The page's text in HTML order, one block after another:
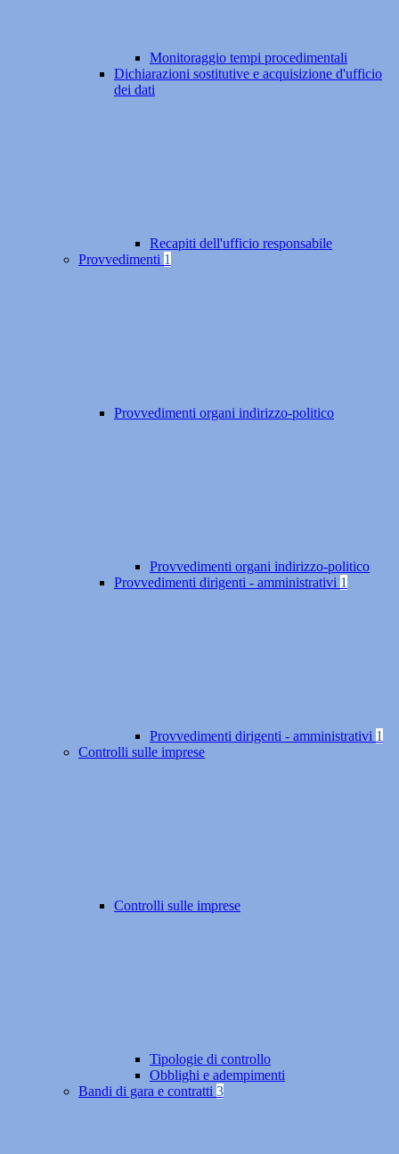
Monitoraggio tempi procedimentali
Dichiarazioni sostitutive e acquisizione d'ufficio
dei dati
Recapiti dell'ufficio responsabile
Provvedimenti 1
Provvedimenti organi indirizzo-politico
Provvedimenti organi indirizzo-politico
Provvedimenti dirigenti - amministrativi 1
Provvedimenti dirigenti - amministrativi 1
Controlli sulle imprese
Controlli sulle imprese
Tipologie di controllo
Obblighi e adempimenti
Bandi di gara e contratti 3